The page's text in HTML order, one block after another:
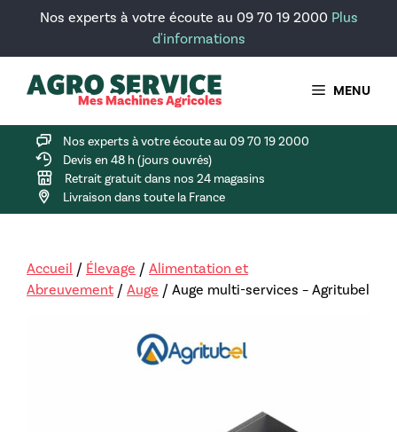
Nos experts à votre écoute au 09 70 19 2000 Plus
d'informations
MENU
Nos experts à votre écoute au 09 70 19 2000
Devis en 48 h (jours ouvrés)
Retrait gratuit dans nos 24 magasins
Livraison dans toute la France
Accueil / Élevage / Alimentation et
Abreuvement / Auge / Auge multi-services – Agritubel